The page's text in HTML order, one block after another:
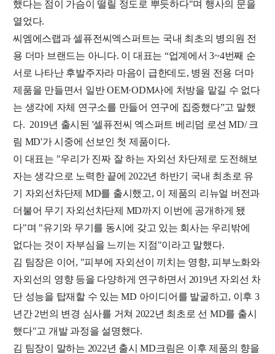
했다는 점이 가슴이 떨릴 정도로 뿌듯하다"며 행사의 문을
열었다.
씨엠에스랩과 셀퓨전씨엑스퍼트는 국내 최초의 병의원 전
용 더마 브랜드는 아니다. 이 대표는 “업계에서 3~4번째 순
서로 나타난 후발주자라 마음이 급한데도, 병원 전용 더마
제품을 만들면서 일반 OEM·ODM사에 처방을 맡길 수 없다
는 생각에 자체 연구소를 만들어 연구에 집중했다”고 말했
다. 2019년 출시된 '셀퓨전씨 엑스퍼트 베리덤 로션 MD/ 크
림 MD'가 시중에 선보인 첫 제품이다.
이 대표는 "우리가 진짜 잘 하는 자외선 차단제로 도전해보
자는 생각으로 노력한 끝에 2022년 하반기 국내 최초로 유
기 자외선차단제 MD를 출시했고, 이 제품의 리뉴얼 버전과
더불어 무기 자외선차단제 MD까지 이번에 공개하게 됐
다"며 "유기와 무기를 동시에 갖고 있는 회사는 우리밖에
없다는 것이 자부심을 느끼는 지점"이라고 말했다.
김 팀장은 이어, "피부에 자외선이 끼치는 영향, 피부노화와
자외선의 영향 등을 다양하게 연구하면서 2019년 자외선 차
단 성능을 탑재할 수 있는 MD 아이디어를 발굴하고, 이후 3
년간 2번의 변경 심사를 거쳐 2022년 최초로 선 MD를 출시
했다"고 개발 과정을 설명했다.
김 팀장이 말하는 2022년 출시 MD크림은 이후 제품의 향을